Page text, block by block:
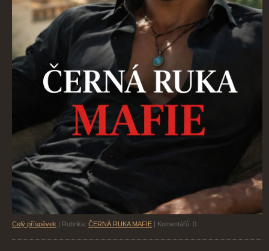
Celý příspěvek Rubrika: ČERNÁ RUKA MAFIE Komentářů: 0